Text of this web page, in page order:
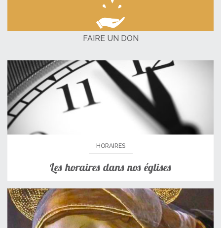
FAIRE UN DON
HORAIRES
Les horaires dans nos églises